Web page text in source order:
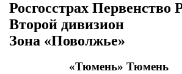
Росгосстрах Первенство
Второй дивизион
Зона «Поволжье»
«Тюмень» Тюмень